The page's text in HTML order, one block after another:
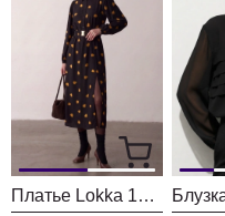
Платье Lokka 1976 черный